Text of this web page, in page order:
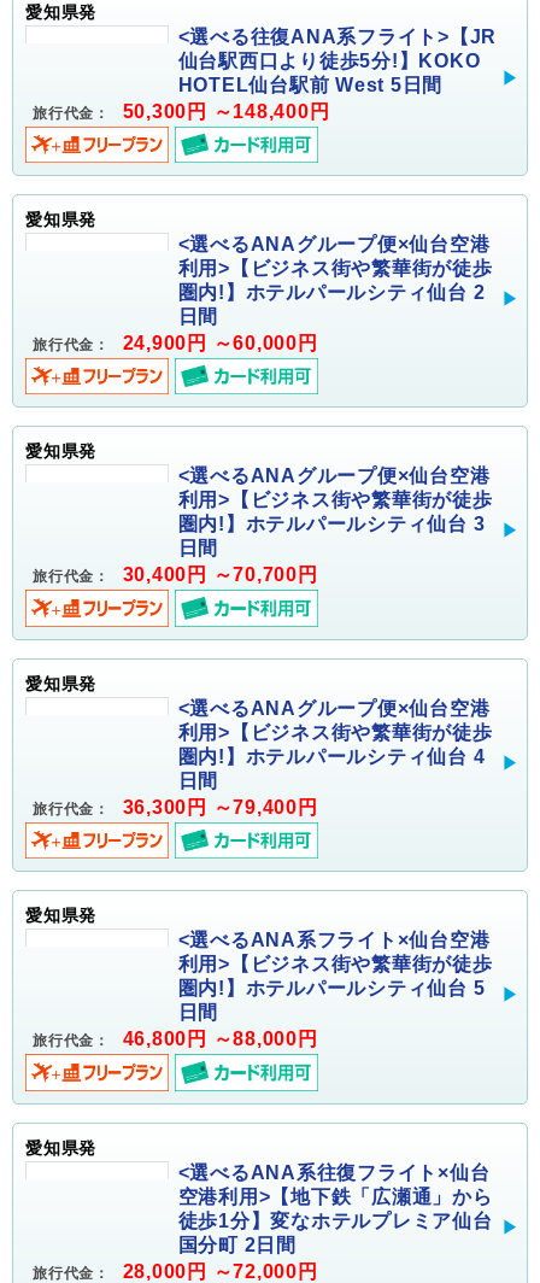
愛知県発
<選べる往復ANA系フライト>【JR
仙台駅西口より徒歩5分!】KOKO
HOTEL仙台駅前 West 5日間
旅行代金： 50,300円 ～148,400円
愛知県発
<選べるANAグループ便×仙台空港
利用>【ビジネス街や繁華街が徒歩
圏内!】ホテルパールシティ仙台 2
日間
旅行代金： 24,900円 ～60,000円
愛知県発
<選べるANAグループ便×仙台空港
利用>【ビジネス街や繁華街が徒歩
圏内!】ホテルパールシティ仙台 3
日間
旅行代金： 30,400円 ～70,700円
愛知県発
<選べるANAグループ便×仙台空港
利用>【ビジネス街や繁華街が徒歩
圏内!】ホテルパールシティ仙台 4
日間
旅行代金： 36,300円 ～79,400円
愛知県発
<選べるANA系フライト×仙台空港
利用>【ビジネス街や繁華街が徒歩
圏内!】ホテルパールシティ仙台 5
日間
旅行代金： 46,800円 ～88,000円
愛知県発
<選べるANA系往復フライト×仙台
空港利用>【地下鉄「広瀬通」から
徒歩1分】変なホテルプレミア仙台
国分町 2日間
旅行代金： 28,000円 ～72,000円